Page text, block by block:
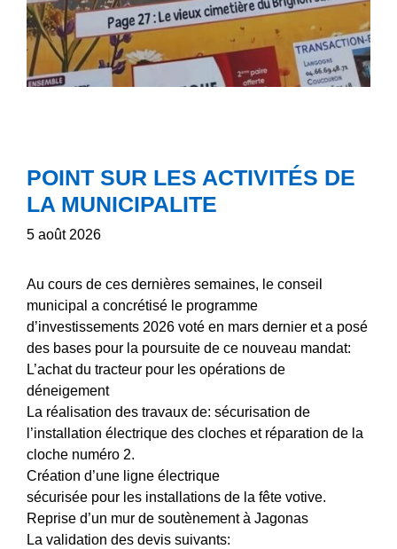
POINT SUR LES ACTIVITÉS DE
LA MUNICIPALITE
5 août 2026
Au cours de ces dernières semaines, le conseil
municipal a concrétisé le programme
d’investissements 2026 voté en mars dernier et a posé
des bases pour la poursuite de ce nouveau mandat:
L’achat du tracteur pour les opérations de
déneigement
La réalisation des travaux de: sécurisation de
l’installation électrique des cloches et réparation de la
cloche numéro 2.
Création d’une ligne électrique
sécurisée pour les installations de la fête votive.
Reprise d’un mur de soutènement à Jagonas
La validation des devis suivants: